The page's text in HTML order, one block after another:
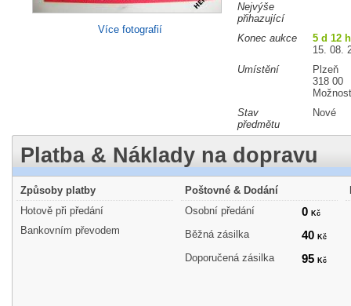
Více fotografií
Nejvýše
přihazující
Konec aukce
5 d 12
15. 08.
Umístění
Plzeň
318 00
Stav
předmětu
Nové
Platba & Náklady na dopravu
Způsoby platby
Hotově při předání
Bankovním převodem
Poštovné & Dodání
Osobní předání
0 Kč
Běžná zásilka 40 Kč
Doporučená zásilka 95 Kč